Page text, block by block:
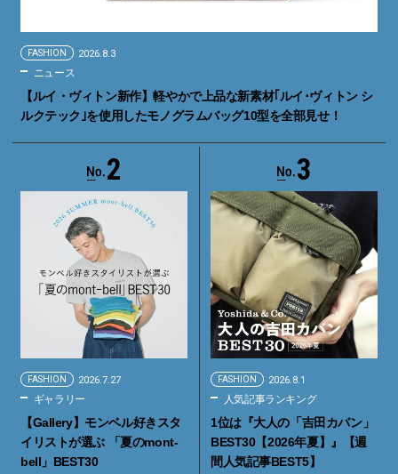
FASHION 2026.8.3
ニュース
【ルイ・ヴィトン新作】軽やかで上品な新素材｢ルイ･ヴィトン シ
ルクテック｣を使用したモノグラムバッグ10型を全部見せ！
2
FASHION 2026.7.27
ギャラリー
【Gallery】モンベル好きスタ
イリストが選ぶ 「夏のmont-
bell」BEST30
3
FASHION 2026.8.1
人気記事ランキング
1位は『大人の「吉田カバン」
BEST30【2026年夏】』【週
間人気記事BEST5】